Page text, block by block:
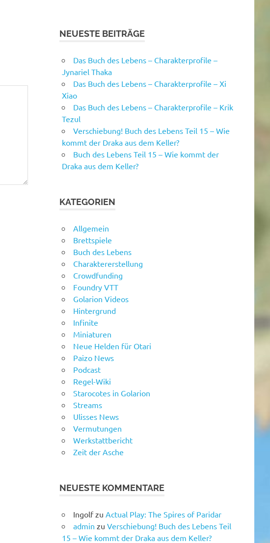
NEUESTE BEITRÄGE
Das Buch des Lebens – Charakterprofile –
Jynariel Thaka
Das Buch des Lebens – Charakterprofile – Xi
Xiao
Das Buch des Lebens – Charakterprofile – Krik
Tezul
Verschiebung! Buch des Lebens Teil 15 – Wie
kommt der Draka aus dem Keller?
Buch des Lebens Teil 15 – Wie kommt der
Draka aus dem Keller?
KATEGORIEN
Allgemein
Brettspiele
Buch des Lebens
Charaktererstellung
Crowdfunding
Foundry VTT
Golarion Videos
Hintergrund
Infinite
Miniaturen
Neue Helden für Otari
Paizo News
Podcast
Regel-Wiki
Starocotes in Golarion
Streams
Ulisses News
Vermutungen
Werkstattbericht
Zeit der Asche
NEUESTE KOMMENTARE
Ingolfzu Actual Play: The Spires of Paridar
admin zu Verschiebung! Buch des Lebens Teil
15 – Wie kommt der Draka aus dem Keller?